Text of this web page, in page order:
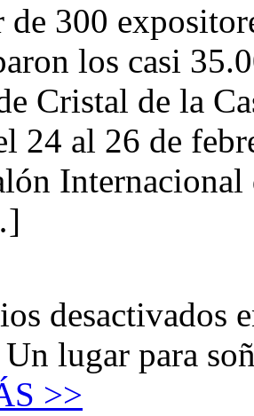
300
los casi
Cristal de la
24 al 26 de
desactivados
lugar para
>>